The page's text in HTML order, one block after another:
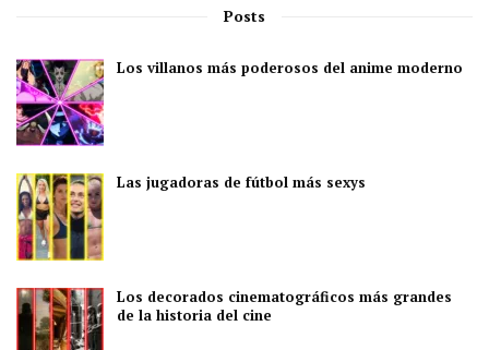
Posts
Los villanos más poderosos del anime moderno
Las jugadoras de fútbol más sexys
Los decorados cinematográficos más grandes
de la historia del cine